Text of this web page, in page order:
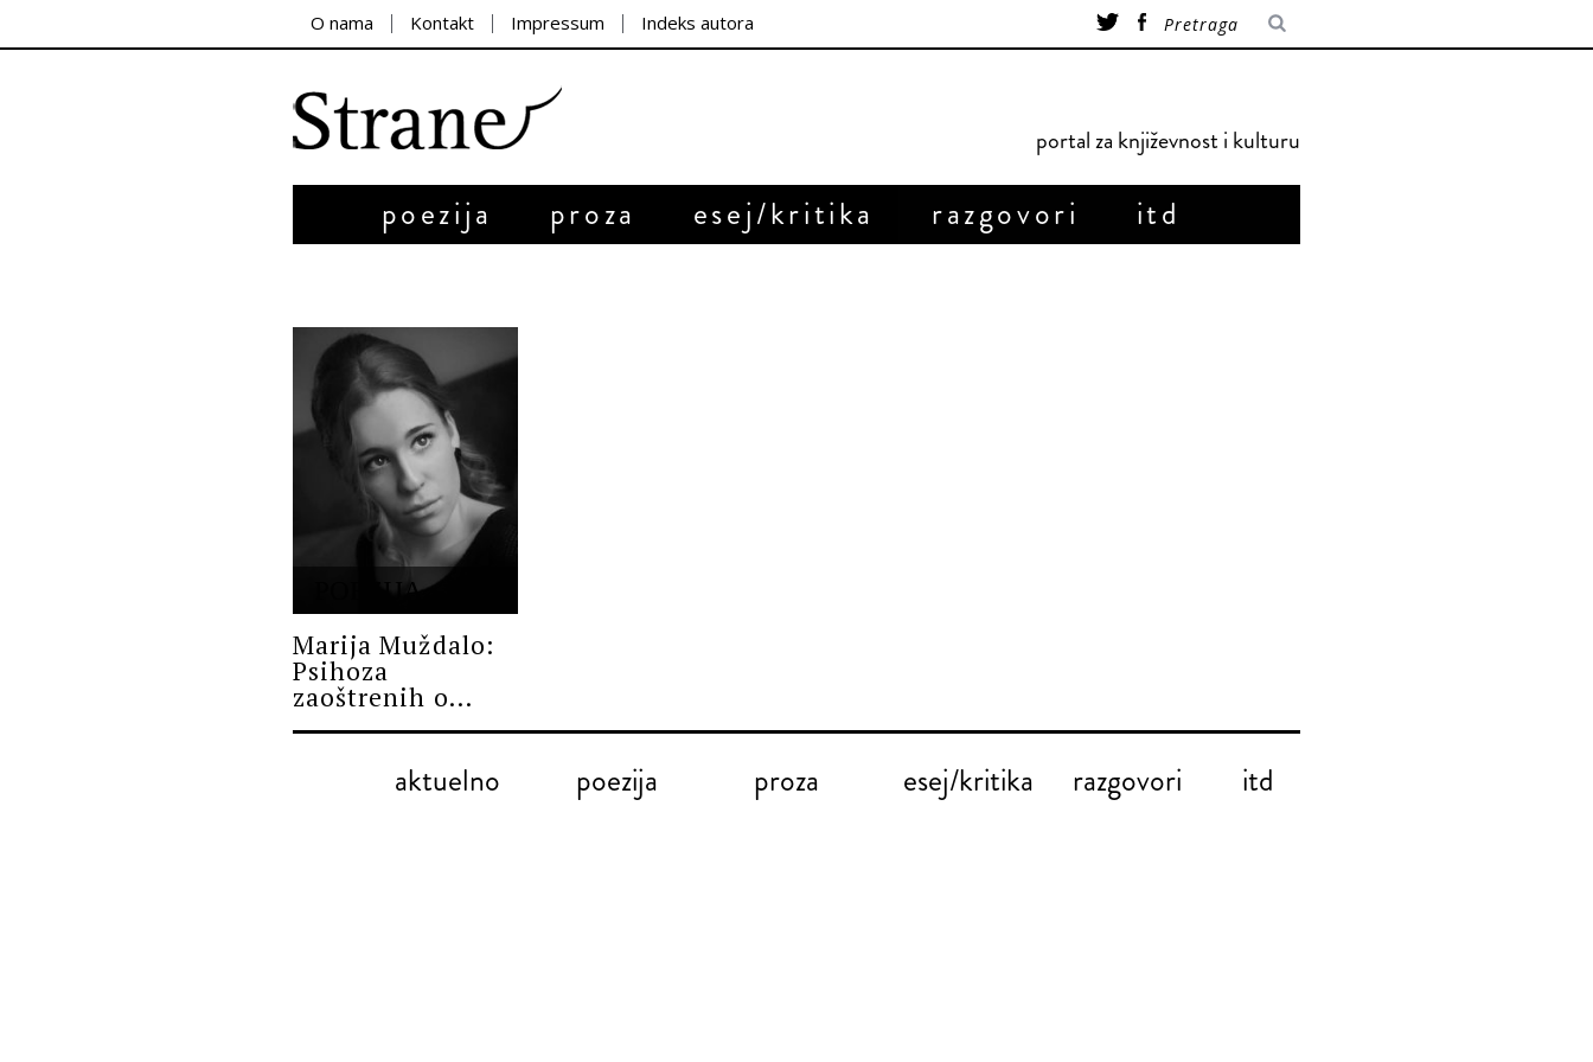
O nama Kontakt Impressum Indeks autora
portal za književnost i kulturu
poezija proza esej/kritika razgovori itd
POEZIJA
Marija Muždalo:
Psihoza
zaoštrenih o...
aktuelno poezija proza esej/kritika razgovori itd